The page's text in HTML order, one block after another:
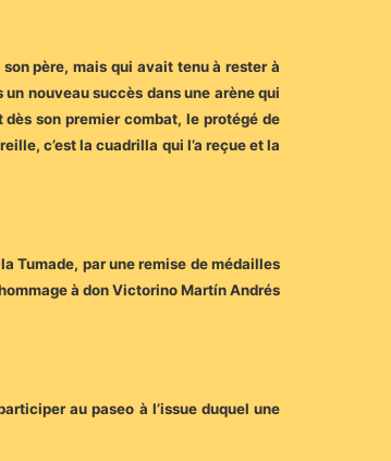
père, mais qui avait tenu à rester à
nouveau succès dans une arène qui
son premier combat, le protégé de
c’est la cuadrilla qui l’a reçue et la
Tumade, par une remise de médailles
à don Victorino Martín Andrés
au paseo à l’issue duquel une